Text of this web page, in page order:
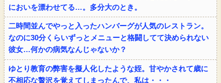
においを漂わせてる…。多分大のとき。
二時間並んでやっと入ったハンバーグが人気のレストラン。
なのに30分くらいずっとメニューと格闘してて決められない
彼女…何かの病気なんじゃないか？
ゆとり教育の弊害を擬人化したような姪。甘やかされて歳に
不相応な贅沢を覚えてしまったんで、私は・・・